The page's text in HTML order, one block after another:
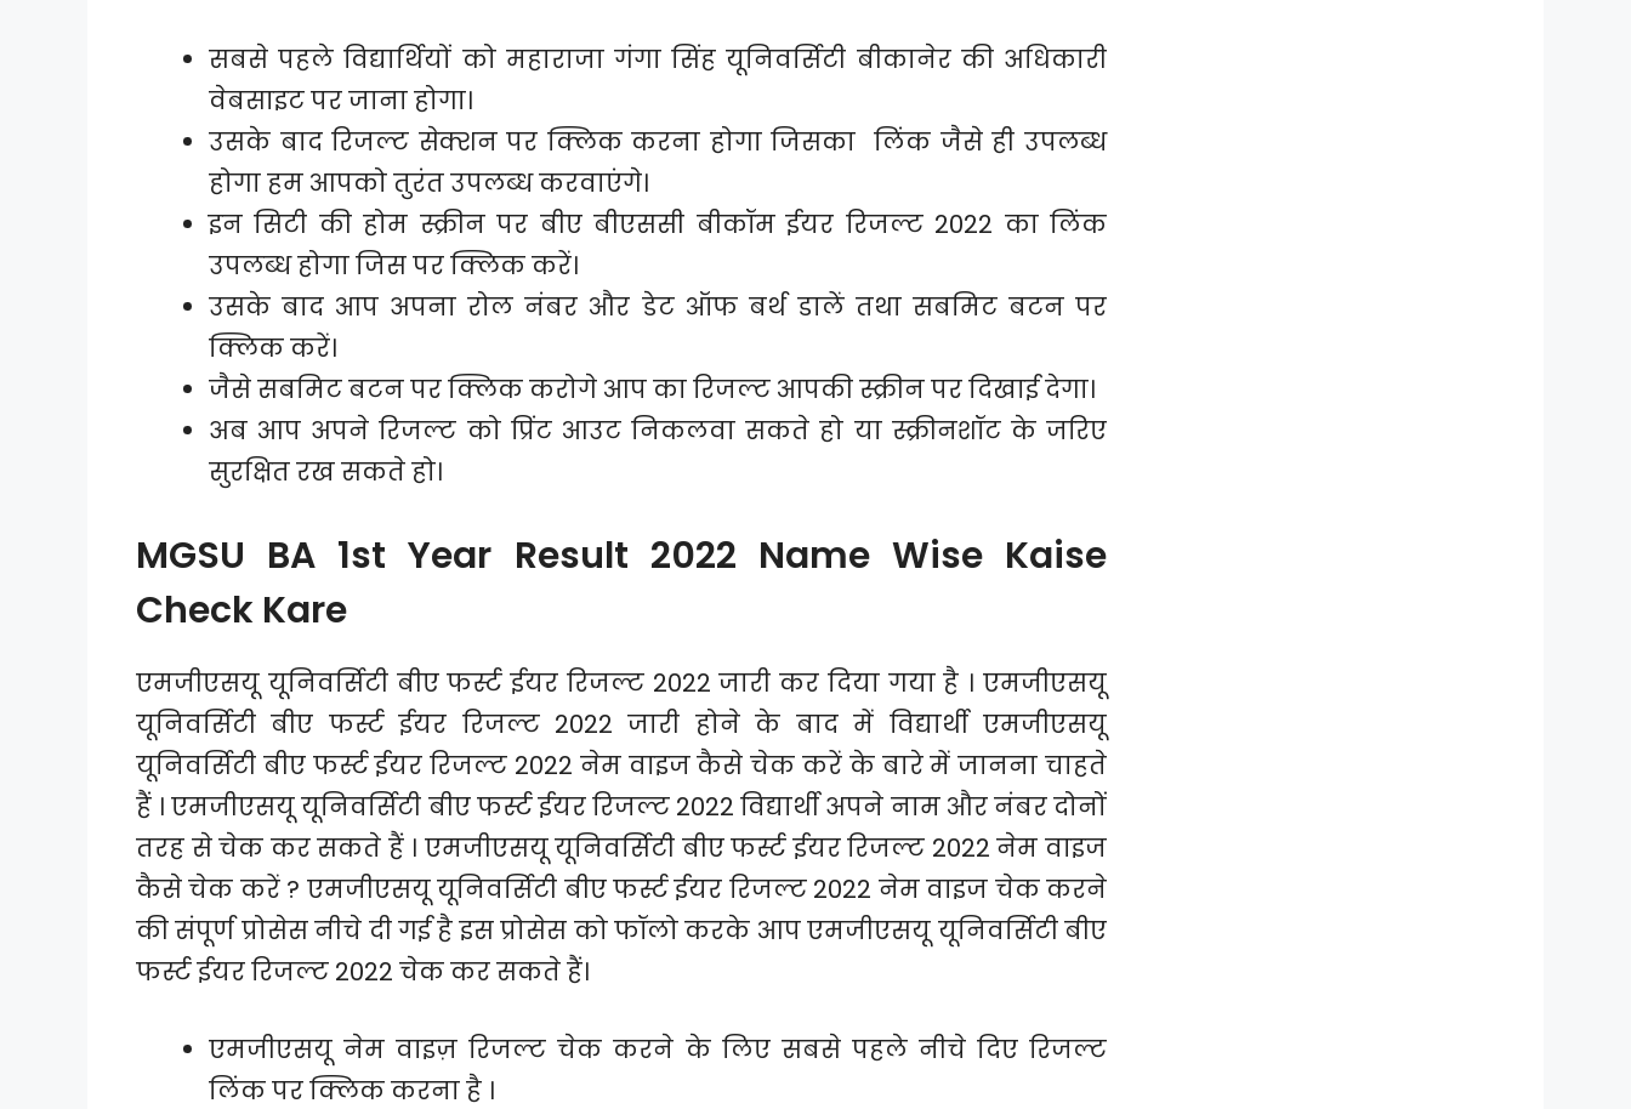
सबसे पहले विद्यार्थियों को महाराजा गंगा सिंह यूनिवर्सिटी बीकानेर की अधिकारी
वेबसाइट पर जाना होगा।
उसके बाद रिजल्ट सेक्शन पर क्लिक करना होगा जिसका लिंक जैसे ही उपलब्ध
होगा हम आपको तुरंत उपलब्ध करवाएंगे।
इन सिटी की होम स्क्रीन पर बीए बीएससी बीकॉम ईयर रिजल्ट 2022 का लिंक
उपलब्ध होगा जिस पर क्लिक करें।
उसके बाद आप अपना रोल नंबर और डेट ऑफ बर्थ डालें तथा सबमिट बटन पर
क्लिक करें।
जैसे सबमिट बटन पर क्लिक करोगे आप का रिजल्ट आपकी स्क्रीन पर दिखाई देगा।
अब आप अपने रिजल्ट को प्रिंट आउट निकलवा सकते हो या स्क्रीनशॉट के जरिए
सुरक्षित रख सकते हो।
MGSU BA 1st Year Result 2022 Name Wise Kaise
Check Kare
एमजीएसयू यूनिवर्सिटी बीए फर्स्ट ईयर रिजल्ट 2022 जारी कर दिया गया है । एमजीएसयू
यूनिवर्सिटी बीए फर्स्ट ईयर रिजल्ट 2022 जारी होने के बाद में विद्यार्थी एमजीएसयू
यूनिवर्सिटी बीए फर्स्ट ईयर रिजल्ट 2022 नेम वाइज कैसे चेक करें के बारे में जानना चाहते
हैं । एमजीएसयू यूनिवर्सिटी बीए फर्स्ट ईयर रिजल्ट 2022 विद्यार्थी अपने नाम और नंबर दोनों
तरह से चेक कर सकते हैं । एमजीएसयू यूनिवर्सिटी बीए फर्स्ट ईयर रिजल्ट 2022 नेम वाइज
कैसे चेक करें ? एमजीएसयू यूनिवर्सिटी बीए फर्स्ट ईयर रिजल्ट 2022 नेम वाइज चेक करने
की संपूर्ण प्रोसेस नीचे दी गई है इस प्रोसेस को फॉलो करके आप एमजीएसयू यूनिवर्सिटी बीए
फर्स्ट ईयर रिजल्ट 2022 चेक कर सकते हैं।
एमजीएसयू नेम वाइज़ रिजल्ट चेक करने के लिए सबसे पहले नीचे दिए रिजल्ट
लिंक पर क्लिक करना है ।